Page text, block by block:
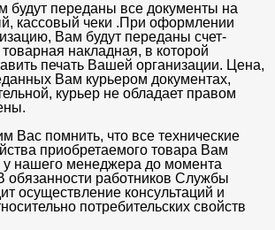
будут переданы все документы на
кассовый чеки .При оформлении
Вам будут переданы счет-
накладная, в которой
печать Вашей организации. Цена,
Вам курьером документах,
курьер не обладает правом
Вас помнить, что все технические
приобретаемого товара Вам
у нашего менеджера до момента
обязанности работников Службы
осуществление консультаций и
потребительских свойств